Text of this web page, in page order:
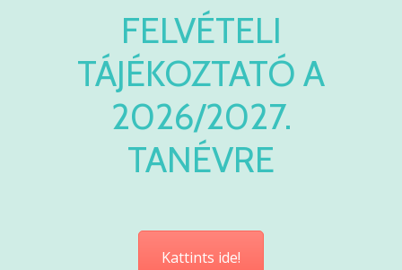
FELVÉTELI
TÁJÉKOZTATÓ A
2026/2027.
TANÉVRE
Kattints ide!